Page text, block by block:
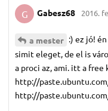
G Gabesz68 2016.
a mester :) ez jó!
simit eleget, de el is
a proci az, ami. itt a free
http://
http://